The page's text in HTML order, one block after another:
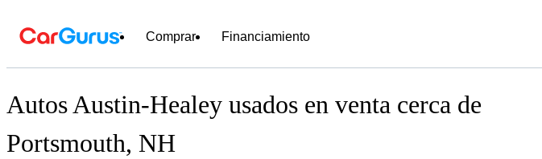
Comprar Financiamiento
Autos Austin-Healey usados en venta cerca de
Portsmouth, NH